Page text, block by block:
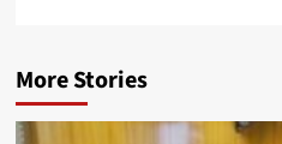
More Stories